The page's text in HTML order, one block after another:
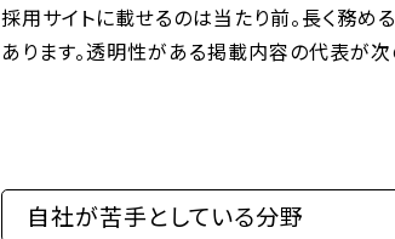
採用サイトに載せるのは当たり前。長く務
あります。透明性がある掲載内容の代表が次
自社が苦手としている分野